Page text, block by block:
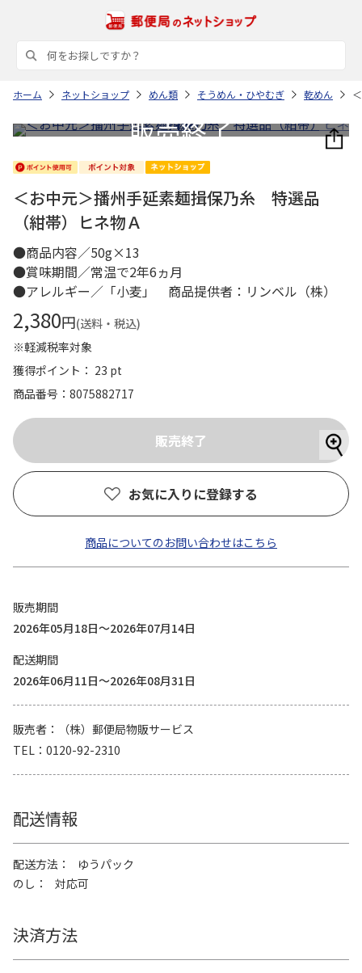
ホーム ネットショップ めん類 そうめん・ひやむぎ 乾めん
＜お中元＞播州手延素麺揖保乃糸 特選品
（紺帯）ヒネ物Ａ
●商品内容／50g×13
●賞味期間／常温で2年6ヵ月
●アレルギー／「小麦」 商品提供者：リンベル（株）
2,380円(送料・税込)
※軽減税率対象
獲得ポイント： 23 pt
商品番号
8075882717
お気に入りに登録する
商品についてのお問い合わせはこちら
販売期間
2026年05月18日～2026年07月14日
配送期間
2026年06月11日～2026年08月31日
販売者
（株）郵便局物販サービス
TEL
0120-92-2310
配送情報
配送方法
ゆうパック
のし
対応可
決済方法